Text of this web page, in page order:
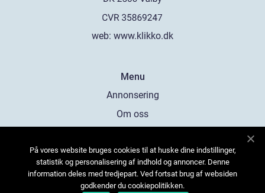
web: www.klikko.dk
Menu
Annonsering
Om oss
Kontakta oss
Sitemap
På vores website bruges cookies til at huske dine indstillinger,
statistik og personalisering af indhold og annoncer. Denne
information deles med tredjepart. Ved fortsat brug af websiden
godkender du cookiepolitikken.